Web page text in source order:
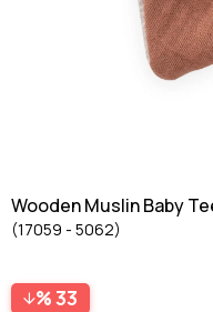
Wooden Muslin Baby
(17059 - 5062)
33